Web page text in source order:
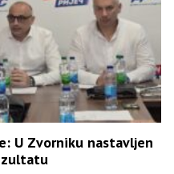
U Zvorniku nastavljen